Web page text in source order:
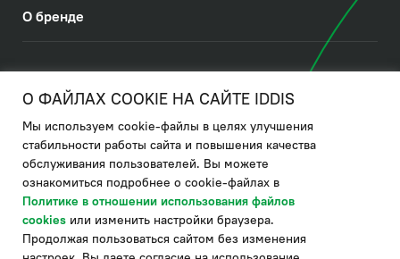
О бренде
Политика в отношении использования файлов cookies
Политика обработки ПДн
Политика в области управления цепочкой поставки
по системе "НСЛС"
Производитель оставляет за собой право в любой момент
О ФАЙЛАХ COOKIE НА САЙТЕ IDDIS
Мы используем cookie-файлы в целях улучшения
стабильности работы сайта и повышения качества
обслуживания пользователей. Вы можете
ознакомиться подробнее о cookie-файлах в
Политике в отношении использования файлов
cookies или изменить настройки браузера.
Продолжая пользоваться сайтом без изменения